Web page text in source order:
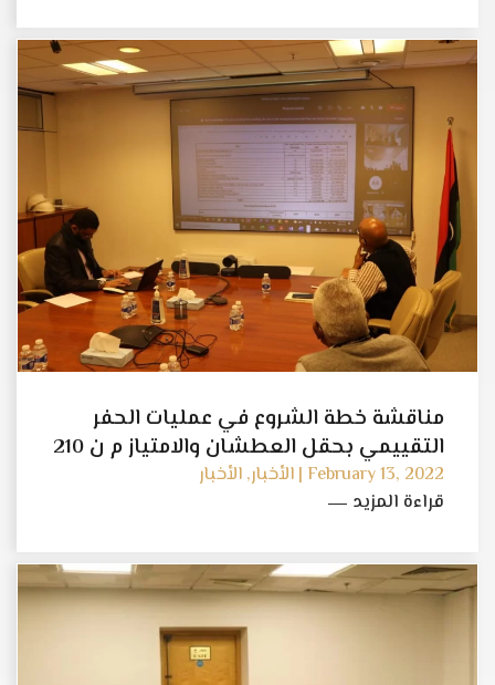
مناقشة خطة الشروع في عمليات الحفر
التقييمي بحقل العطشان والامتياز م ن 210
February 13, 2022 | الأخبار, الأخبار
قراءة المزيد